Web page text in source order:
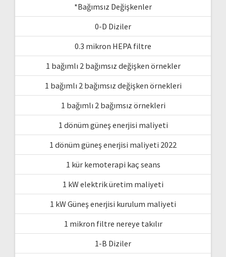
*Bağımsız Değişkenler
0-D Diziler
0.3 mikron HEPA filtre
1 bağımlı 2 bağımsız değişken örnekler
1 bağımlı 2 bağımsız değişken örnekleri
1 bağımlı 2 bağımsız örnekleri
1 dönüm güneş enerjisi maliyeti
1 dönüm güneş enerjisi maliyeti 2022
1 kür kemoterapi kaç seans
1 kW elektrik üretim maliyeti
1 kW Güneş enerjisi kurulum maliyeti
1 mikron filtre nereye takılır
1-B Diziler